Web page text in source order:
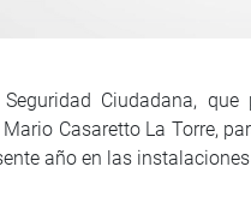
Ciudadana,
Casaretto La Torre,
año en las